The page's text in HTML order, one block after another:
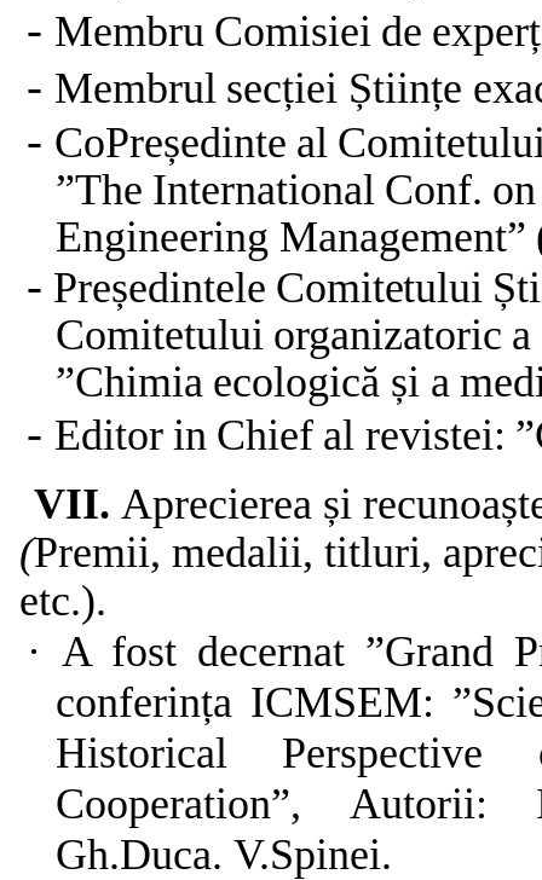
- Membru Comisiei de
- Membrul secției Științe
- CoPreședinte al
”The International Conf. on
Engineering Management”
- Președintele Comitetului
Comitetului organizatoric a
”Chimia ecologică și a
- Editor in Chief al revistei:
VII. Aprecierea și
(Premii, medalii, titluri,
etc.).
· A fost decernat ”Grand
conferința ICMSEM:
Historical Perspective
Cooperation”,
Autorii:
Gh.Duca. V.Spinei.